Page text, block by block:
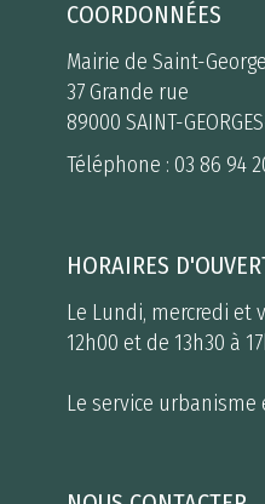
COORDONNÉES
Mairie de Saint-
37 Grande rue
89000 SAINT-
Téléphone : 03 86 94
HORAIRES
Le Lundi, mercredi et
12h00 et de 13h30 à
Le service